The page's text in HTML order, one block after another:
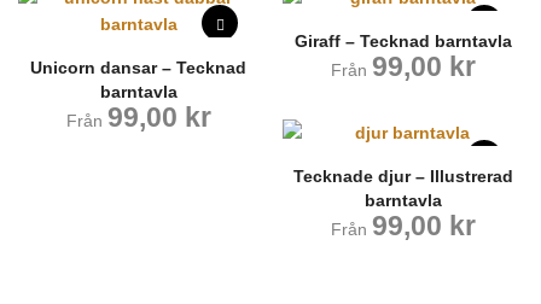
Unicorn dansar – Tecknad
barntavla
Från 99,00 kr
Giraff – Tecknad barntavla
Från 99,00 kr
Tecknade djur – Illustrerad
barntavla
Från 99,00 kr